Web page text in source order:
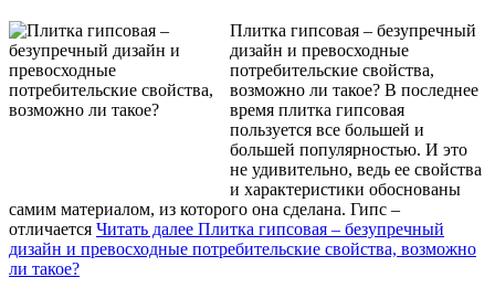
Плитка гипсовая – безупречный
дизайн и превосходные
потребительские свойства,
возможно ли такое? В последнее
время плитка гипсовая
пользуется все большей и
большей популярностью. И это
не удивительно, ведь ее свойства
и характеристики обоснованы
самим материалом, из которого она сделана. Гипс –
отличается Читать далее Плитка гипсовая – безупречный
дизайн и превосходные потребительские свойства, возможно
ли такое?